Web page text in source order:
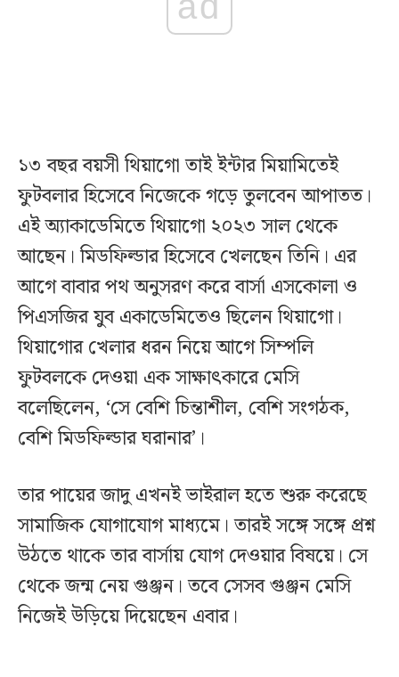
১৩ বছর বয়সী থিয়াগো তাই ইন্টার মিয়ামিতেই
ফুটবলার হিসেবে নিজেকে গড়ে তুলবেন আপাতত।
এই অ্যাকাডেমিতে থিয়াগো ২০২৩ সাল থেকে
আছেন। মিডফিল্ডার হিসেবে খেলছেন তিনি। এর
আগে বাবার পথ অনুসরণ করে বার্সা এসকোলা ও
পিএসজির যুব একাডেমিতেও ছিলেন থিয়াগো।
থিয়াগোর খেলার ধরন নিয়ে আগে সিম্পলি
ফুটবলকে দেওয়া এক সাক্ষাৎকারে মেসি
বলেছিলেন, ‘সে বেশি চিন্তাশীল, বেশি সংগঠক,
বেশি মিডফিল্ডার ঘরানার’।
তার পায়ের জাদু এখনই ভাইরাল হতে শুরু করেছে
সামাজিক যোগাযোগ মাধ্যমে। তারই সঙ্গে সঙ্গে প্রশ্ন
উঠতে থাকে তার বার্সায় যোগ দেওয়ার বিষয়ে। সে
থেকে জন্ম নেয় গুঞ্জন। তবে সেসব গুঞ্জন মেসি
নিজেই উড়িয়ে দিয়েছেন এবার।